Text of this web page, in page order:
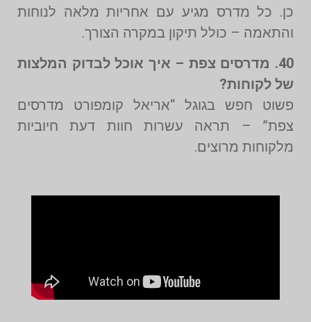
כן. כל מדרס מגיע עם אחריות מלאה לנוחות
והתאמה – כולל תיקון במקרה הצורך.
40. מדרסים צפת – איך אוכל לבדוק המלצות
של לקוחות?
פשוט חפש בגוגל “אריאל קומפורט מדרסים
צפת” – תראה עשרות חוות דעת חיוביות
מלקוחות מרוצים.